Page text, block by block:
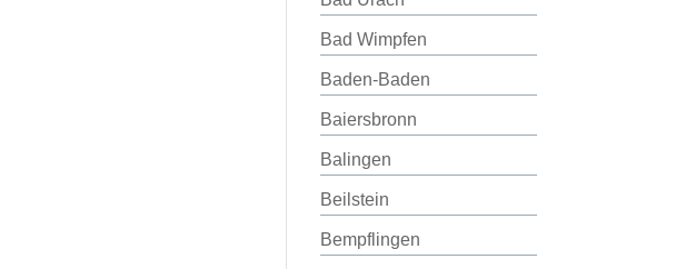
Bad Wimpfen
Baden-Baden
Baiersbronn
Balingen
Beilstein
Bempflingen